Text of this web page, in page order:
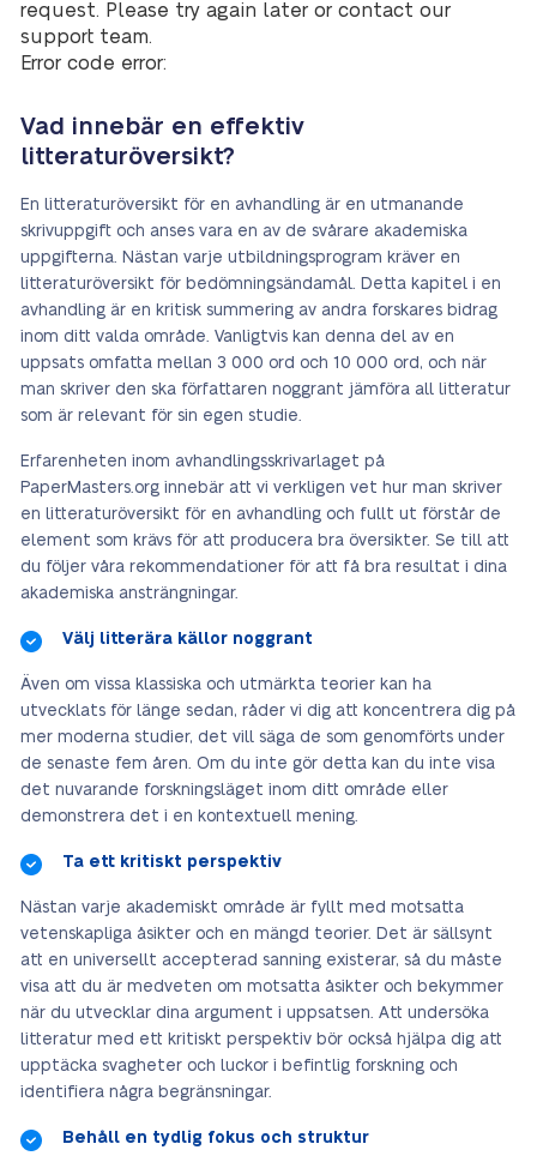
request. Please try again later or contact our
support team.
Error code error:
Vad innebär en effektiv
litteraturöversikt?
En litteraturöversikt för en avhandling är en utmanande
skrivuppgift och anses vara en av de svårare akademiska
uppgifterna. Nästan varje utbildningsprogram kräver en
litteraturöversikt för bedömningsändamål. Detta kapitel i en
avhandling är en kritisk summering av andra forskares bidrag
inom ditt valda område. Vanligtvis kan denna del av en
uppsats omfatta mellan 3 000 ord och 10 000 ord, och när
man skriver den ska författaren noggrant jämföra all litteratur
som är relevant för sin egen studie.
Erfarenheten inom avhandlingsskrivarlaget på
PaperMasters.org innebär att vi verkligen vet hur man skriver
en litteraturöversikt för en avhandling och fullt ut förstår de
element som krävs för att producera bra översikter. Se till att
du följer våra rekommendationer för att få bra resultat i dina
akademiska ansträngningar.
Välj litterära källor noggrant
Även om vissa klassiska och utmärkta teorier kan ha
utvecklats för länge sedan, råder vi dig att koncentrera dig på
mer moderna studier, det vill säga de som genomförts under
de senaste fem åren. Om du inte gör detta kan du inte visa
det nuvarande forskningsläget inom ditt område eller
demonstrera det i en kontextuell mening.
Ta ett kritiskt perspektiv
Nästan varje akademiskt område är fyllt med motsatta
vetenskapliga åsikter och en mängd teorier. Det är sällsynt
att en universellt accepterad sanning existerar, så du måste
visa att du är medveten om motsatta åsikter och bekymmer
när du utvecklar dina argument i uppsatsen. Att undersöka
litteratur med ett kritiskt perspektiv bör också hjälpa dig att
upptäcka svagheter och luckor i befintlig forskning och
identifiera några begränsningar.
Behåll en tydlig fokus och struktur